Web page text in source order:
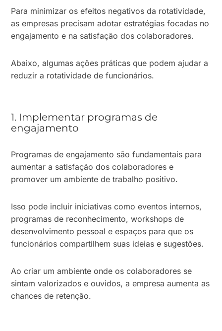
Para minimizar os efeitos negativos da rotatividade,
as empresas precisam adotar estratégias focadas no
engajamento e na satisfação dos colaboradores.
Abaixo, algumas ações práticas que podem ajudar a
reduzir a rotatividade de funcionários.
1. Implementar programas de
engajamento
Programas de engajamento são fundamentais para
aumentar a satisfação dos colaboradores e
promover um ambiente de trabalho positivo.
Isso pode incluir iniciativas como eventos internos,
programas de reconhecimento, workshops de
desenvolvimento pessoal e espaços para que os
funcionários compartilhem suas ideias e sugestões.
Ao criar um ambiente onde os colaboradores se
sintam valorizados e ouvidos, a empresa aumenta as
chances de retenção.